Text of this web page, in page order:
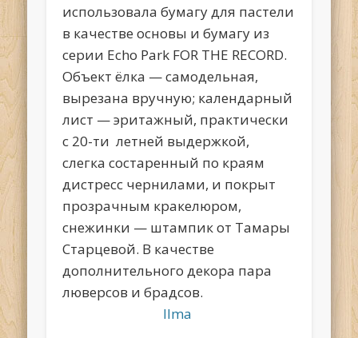
использовала бумагу для пастели
в качестве основы и бумагу из
серии Echo Park FOR THE RECORD.
Объект ёлка — самодельная,
вырезана вручную; календарный
лист — эритажный, практически
с 20-ти летней выдержкой,
слегка состаренный по краям
дистресс чернилами, и покрыт
прозрачным кракелюром,
снежинки — штампик от Тамары
Старцевой. В качестве
дополнительного декора пара
люверсов и брадсов.
Ilma